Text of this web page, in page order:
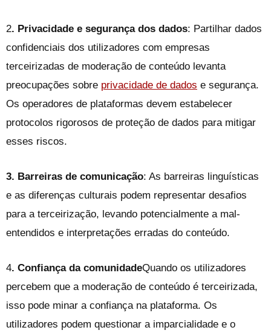
2. Privacidade e segurança dos dados: Partilhar dados
confidenciais dos utilizadores com empresas
terceirizadas de moderação de conteúdo levanta
preocupações sobre privacidade de dados e segurança.
Os operadores de plataformas devem estabelecer
protocolos rigorosos de proteção de dados para mitigar
esses riscos.
3. Barreiras de comunicação: As barreiras linguísticas
e as diferenças culturais podem representar desafios
para a terceirização, levando potencialmente a mal-
entendidos e interpretações erradas do conteúdo.
4. Confiança da comunidadeQuando os utilizadores
percebem que a moderação de conteúdo é terceirizada,
isso pode minar a confiança na plataforma. Os
utilizadores podem questionar a imparcialidade e o